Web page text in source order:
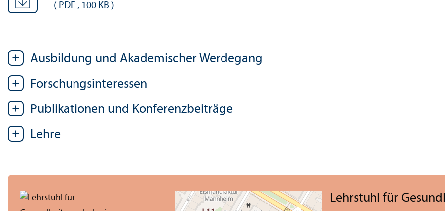
( PDF , 100 KB )
Ausbildung und Akademischer Werdegang
Forschungs­interessen
Publikationen und Konferenzbeiträge
Lehre
Lehr­stuhl für